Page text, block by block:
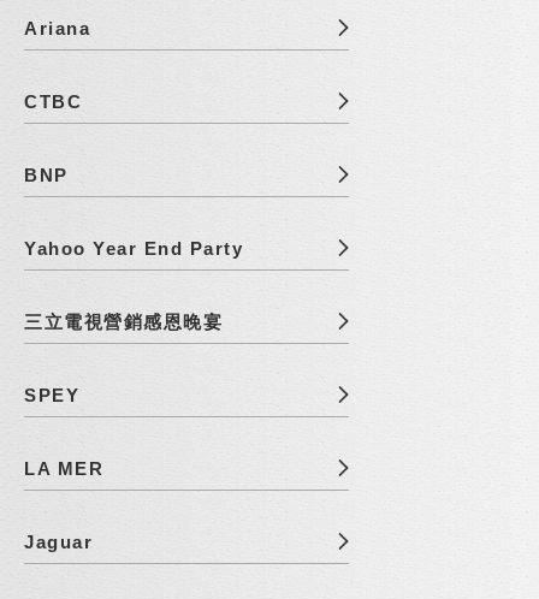
Ariana
CTBC
BNP
Yahoo Year End Party
三立電視營銷感恩晚宴
SPEY
LA MER
Jaguar